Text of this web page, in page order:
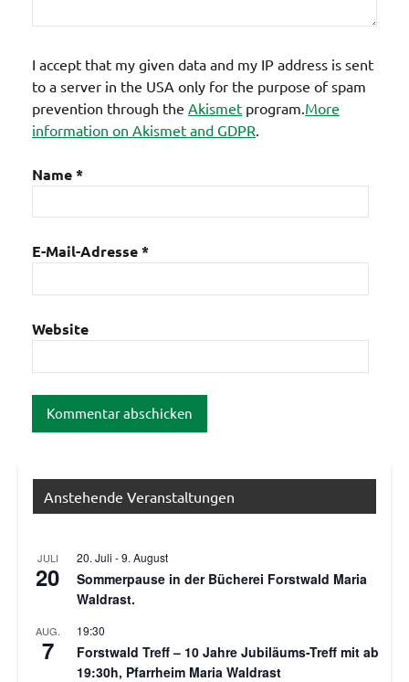
I accept that my given data and my IP address is sent
to a server in the USA only for the purpose of spam
prevention through the Akismet program. More
information on Akismet and GDPR
Name*
E-Mail-Adresse*
Website
Anstehende Veranstaltungen
JULI
20
20. Juli -9. August
Sommerpause in der Bücherei Forstwald Maria
Waldrast.
AUG.
7
19:30
Forstwald Treff – 10 Jahre Jubiläums-Treff mit ab
19:30h, Pfarrheim Maria Waldrast